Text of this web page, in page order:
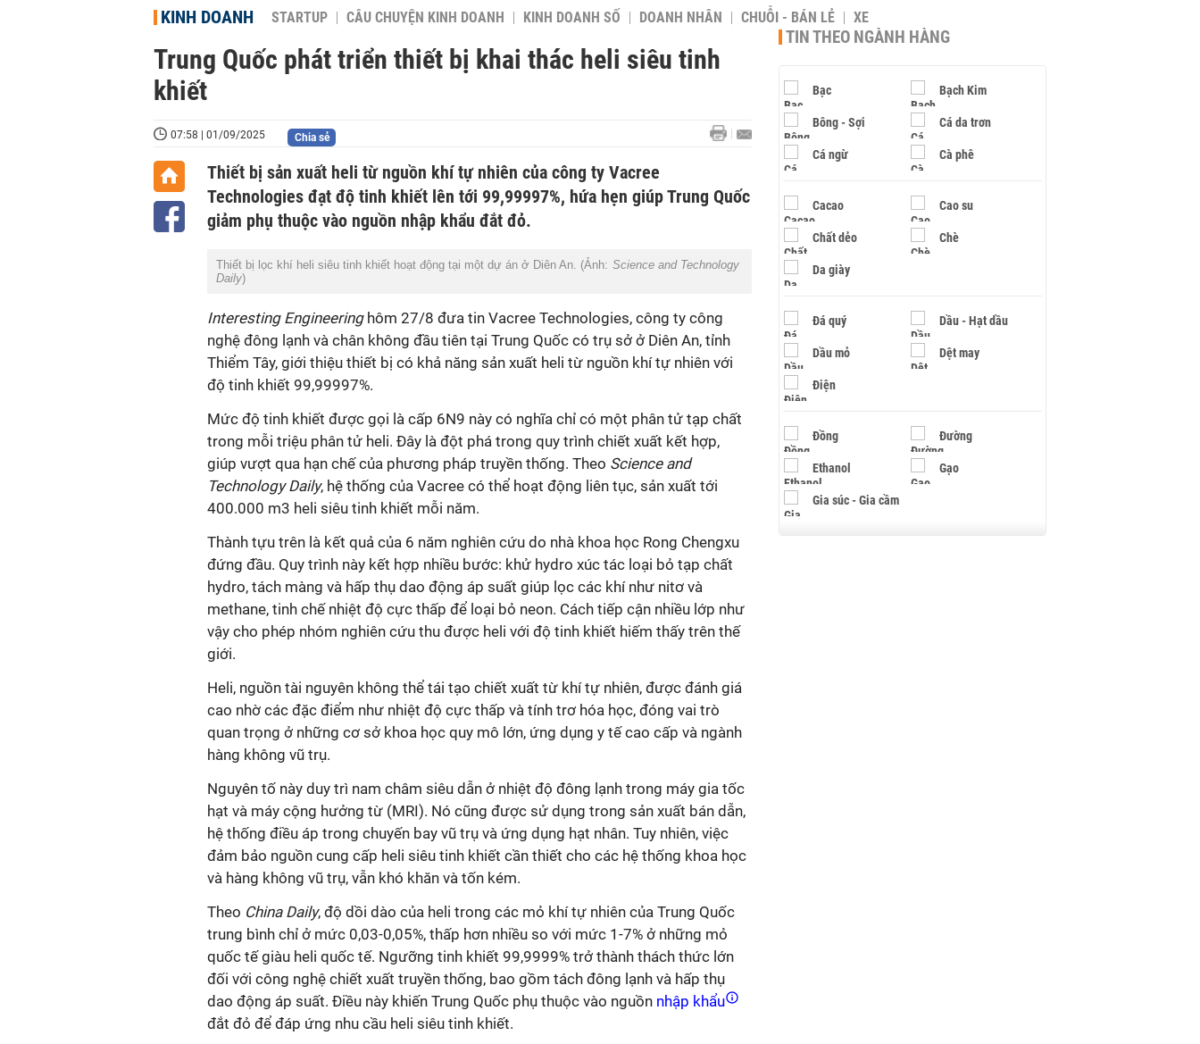
KINH DOANH STARTUP CÂU CHUYỆN KINH DOANH KINH DOANH SỐ DOANH NHÂN CHUỖI - BÁN LẺ XE
Trung Quốc phát triển thiết bị khai thác heli siêu tinh
khiết
07:58 | 01/09/2025 Chia sẻ
Thiết bị sản xuất heli từ nguồn khí tự nhiên của công ty Vacree
Technologies đạt độ tinh khiết lên tới 99,99997%, hứa hẹn giúp Trung Quốc
giảm phụ thuộc vào nguồn nhập khẩu đắt đỏ.
Thiết bị lọc khí heli siêu tinh khiết hoạt động tại một dự án ở Diên An. (Ảnh: Science and Technology
Daily)
Interesting Engineeringhôm 27/8 đưa tin Vacree Technologies, công ty công
nghệ đông lạnh và chân không đầu tiên tại Trung Quốc có trụ sở ở Diên An, tỉnh
Thiểm Tây, giới thiệu thiết bị có khả năng sản xuất heli từ nguồn khí tự nhiên với
độ tinh khiết 99,99997%.
Mức độ tinh khiết được gọi là cấp 6N9 này có nghĩa chỉ có một phân tử tạp chất
trong mỗi triệu phân tử heli. Đây là đột phá trong quy trình chiết xuất kết hợp,
giúp vượt qua hạn chế của phương pháp truyền thống. Theo Science and
Technology Daily, hệ thống của Vacree có thể hoạt động liên tục, sản xuất tới
400.000 m3 heli siêu tinh khiết mỗi năm.
Thành tựu trên là kết quả của 6 năm nghiên cứu do nhà khoa học Rong Chengxu
đứng đầu. Quy trình này kết hợp nhiều bước: khử hydro xúc tác loại bỏ tạp chất
hydro, tách màng và hấp thụ dao động áp suất giúp lọc các khí như nitơ và
methane, tinh chế nhiệt độ cực thấp để loại bỏ neon. Cách tiếp cận nhiều lớp như
vậy cho phép nhóm nghiên cứu thu được heli với độ tinh khiết hiếm thấy trên thế
giới.
Heli, nguồn tài nguyên không thể tái tạo chiết xuất từ khí tự nhiên, được đánh giá
cao nhờ các đặc điểm như nhiệt độ cực thấp và tính trơ hóa học, đóng vai trò
quan trọng ở những cơ sở khoa học quy mô lớn, ứng dụng y tế cao cấp và ngành
hàng không vũ trụ.
Nguyên tố này duy trì nam châm siêu dẫn ở nhiệt độ đông lạnh trong máy gia tốc
hạt và máy cộng hưởng từ (MRI). Nó cũng được sử dụng trong sản xuất bán dẫn,
hệ thống điều áp trong chuyến bay vũ trụ và ứng dụng hạt nhân. Tuy nhiên, việc
đảm bảo nguồn cung cấp heli siêu tinh khiết cần thiết cho các hệ thống khoa học
và hàng không vũ trụ, vẫn khó khăn và tốn kém.
Theo China Daily, độ dồi dào của heli trong các mỏ khí tự nhiên của Trung Quốc
trung bình chỉ ở mức 0,03-0,05%, thấp hơn nhiều so với mức 1-7% ở những mỏ
quốc tế giàu heli quốc tế. Ngưỡng tinh khiết 99,9999% trở thành thách thức lớn
đối với công nghệ chiết xuất truyền thống, bao gồm tách đông lạnh và hấp thụ
dao động áp suất. Điều này khiến Trung Quốc phụ thuộc vào nguồn nhập khẩu
đắt đỏ để đáp ứng nhu cầu heli siêu tinh khiết.
TIN THEO NGÀNH HÀNG
Bạc Bạch Kim
Bông - Sợi Cá da trơn
Cá ngừ Cà phê
Cacao Cao su
Chất dẻo Chè
Da giày
Đá quý Dầu - Hạt dầu
Dầu mỏ Dệt may
Điện
Đồng Đường
Ethanol Gạo
Gia súc - Gia cầm